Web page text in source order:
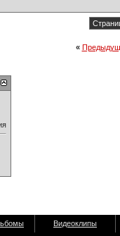
«
Видеоклипы